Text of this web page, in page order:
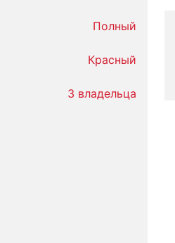
Полный
Красный
3 владельца